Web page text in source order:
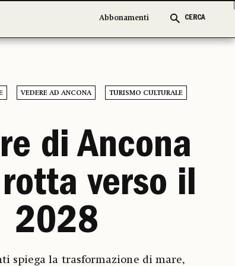
Abbonamenti CERCA
Abbonamenti CERCA
VEDERE AD ANCONA TURISMO CULTURALE
di Ancona
verso il
2028
spiega la trasformazione di mare,